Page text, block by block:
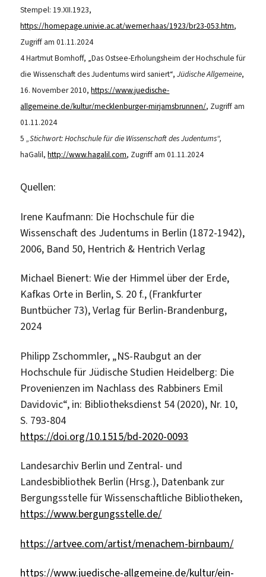
Stempel: 19.XII.1923,
https://homepage.univie.ac.at/werner.haas/1923/br23-053.htm,
Zugriff am 01.11.2024
4 Hartmut Bomhoff, „Das Ostsee-Erholungsheim der Hochschule für
die Wissenschaft des Judentums wird saniert“,Jüdische Allgemeine,
16. November 2010,https://www.juedische-
allgemeine.de/kultur/mecklenburger-mirjamsbrunnen/, Zugriff am
01.11.2024
5„Stichwort: Hochschule für die Wissenschaft des Judentums“,
haGalil,http://www.hagalil.com, Zugriff am 01.11.2024
Quellen:
Irene Kaufmann: Die Hochschule für die
Wissenschaft des Judentums in Berlin (1872-1942),
2006, Band 50, Hentrich & Hentrich Verlag
Michael Bienert: Wie der Himmel über der Erde,
Kafkas Orte in Berlin, S. 20 f., (Frankfurter
Buntbücher 73), Verlag für Berlin-Brandenburg,
2024
Philipp Zschommler, „NS-Raubgut an der
Hochschule für Jüdische Studien Heidelberg: Die
Provenienzen im Nachlass des Rabbiners Emil
Davidovic“, in: Bibliotheksdienst 54 (2020), Nr. 10,
S. 793-804
https://doi.org/10.1515/bd-2020-0093
Landesarchiv Berlin und Zentral- und
Landesbibliothek Berlin (Hrsg.), Datenbank zur
Bergungsstelle für Wissenschaftliche Bibliotheken,
https://www.bergungsstelle.de/
https://artvee.com/artist/menachem-birnbaum/
https://www.juedische-allgemeine.de/kultur/ein-